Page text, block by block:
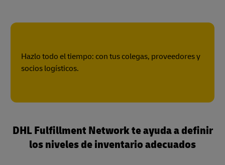
Hazlo todo el tiempo: con tus colegas, proveedores y
socios logísticos.
DHL Fulfillment Network te ayuda a definir
los niveles de inventario adecuados